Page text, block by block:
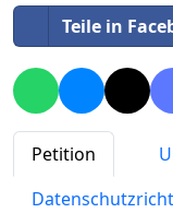
Teile in
Petition